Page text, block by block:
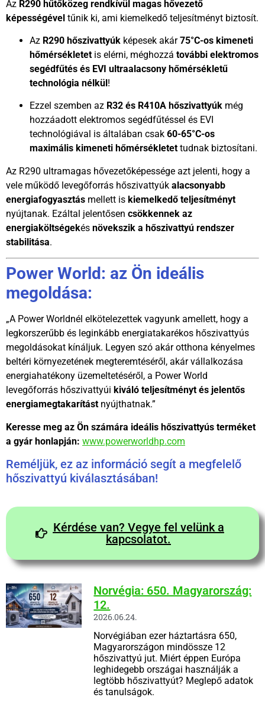
Az R290 hűtőközeg rendkívül magas hővezető
képességével tűnik ki, ami kiemelkedő teljesítményt biztosít.
Az R290 hőszivattyúk képesek akár75°C-os kimeneti
hőmérsékletet is elérni, méghozzá további elektromos
segédfűtés és EVI ultraalacsony hőmérsékletű
technológia nélkül!
Ezzel szemben az R32 és R410A hőszivattyúk még
hozzáadott elektromos segédfűtéssel és EVI
technológiával is általában csak 60-65°C-os
maximális kimeneti hőmérsékletet tudnak biztosítani.
Az R290 ultramagas hővezetőképessége azt jelenti, hogy a
vele működő levegőforrás hőszivattyúk alacsonyabb
energiafogyasztás mellett is kiemelkedő teljesítményt
nyújtanak. Ezáltal jelentősen csökkennek az
energiaköltségekés növekszik a hőszivattyú rendszer
stabilitása.
Power World: az Ön ideális
megoldása:
„A Power Worldnél elkötelezettek vagyunk amellett, hogy a
legkorszerűbb és leginkább energiatakarékos hőszivattyús
megoldásokat kínáljuk. Legyen szó akár otthona kényelmes
beltéri környezetének megteremtéséről, akár vállalkozása
energiahatékony üzemeltetéséről, a Power World
levegőforrás hőszivattyúi kiváló teljesítményt és jelentős
energiamegtakarítást nyújthatnak.”
Keresse meg az Ön számára ideális hőszivattyús terméket
a gyár honlapján: www.powerworldhp.com
Reméljük, ez az információ segít a megfelelő
hőszivattyú kiválasztásában!
Kérdése van? Vegye fel velünk a
kapcsolatot.
Norvégia: 650. Magyarország:
12.
2026.06.24.
Norvégiában ezer háztartásra 650,
Magyarországon mindössze 12
hőszivattyú jut. Miért éppen Európa
leghidegebb országai használják a
legtöbb hőszivattyút? Meglepő adatok
és tanulságok.